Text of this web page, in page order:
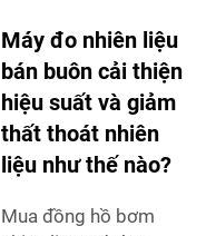
Máy đo nhiên liệu
bán buôn cải thiện
hiệu suất và giảm
thất thoát nhiên
liệu như thế nào?
Mua đồng hồ bơm